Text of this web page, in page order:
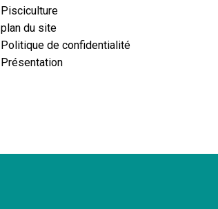
Pisciculture
plan du site
Politique de confidentialité
Présentation